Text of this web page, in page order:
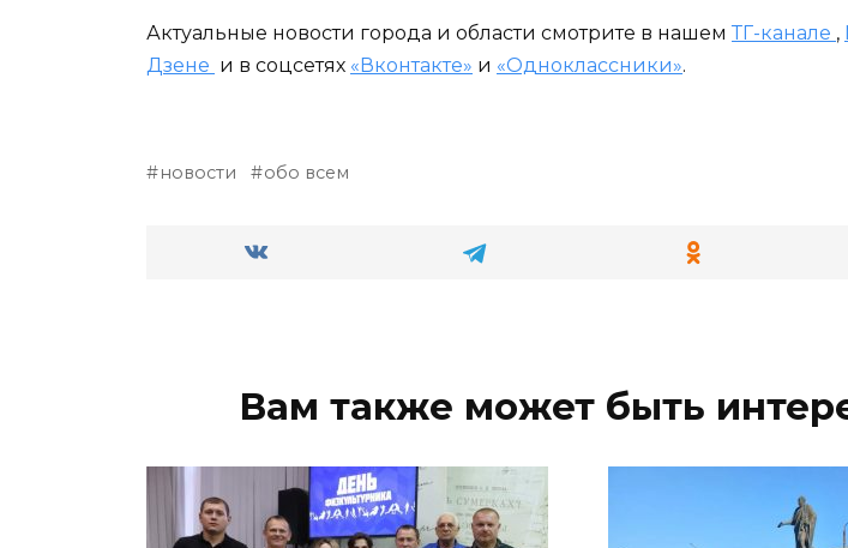
Актуальные новости города и области смотрите в нашем ТГ-канале ,
Дзене и в соцсетях «Вконтакте» и «Одноклассники».
новости обо всем
Вам также может быть